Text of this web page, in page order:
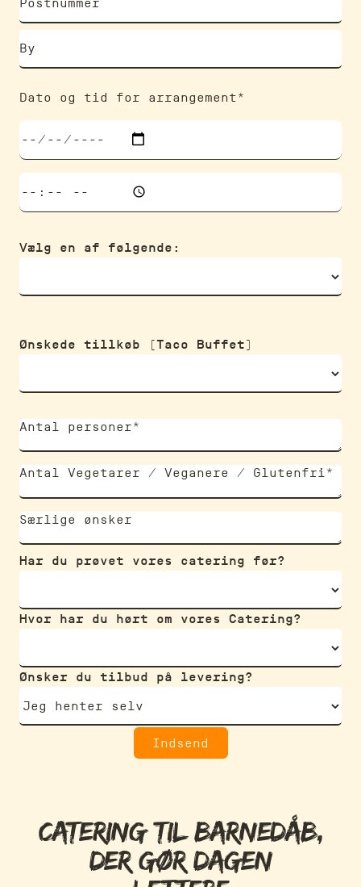
Dato og tid for arrangement*
Vælg en af ​​følgende:
Ønskede tillkøb (Taco Buffet)
Har du prøvet vores catering før?
Hvor har du hørt om vores Catering?
Ønsker du tilbud på levering?
Catering til barnedåb,
der gør dagen